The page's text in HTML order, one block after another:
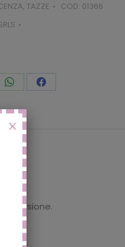
, TAZZE COD: 01366
Condividi
questo
Condividi
X